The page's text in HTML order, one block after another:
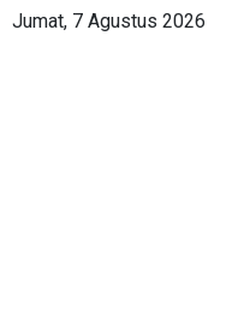
Jumat, 7 Agustus 2026